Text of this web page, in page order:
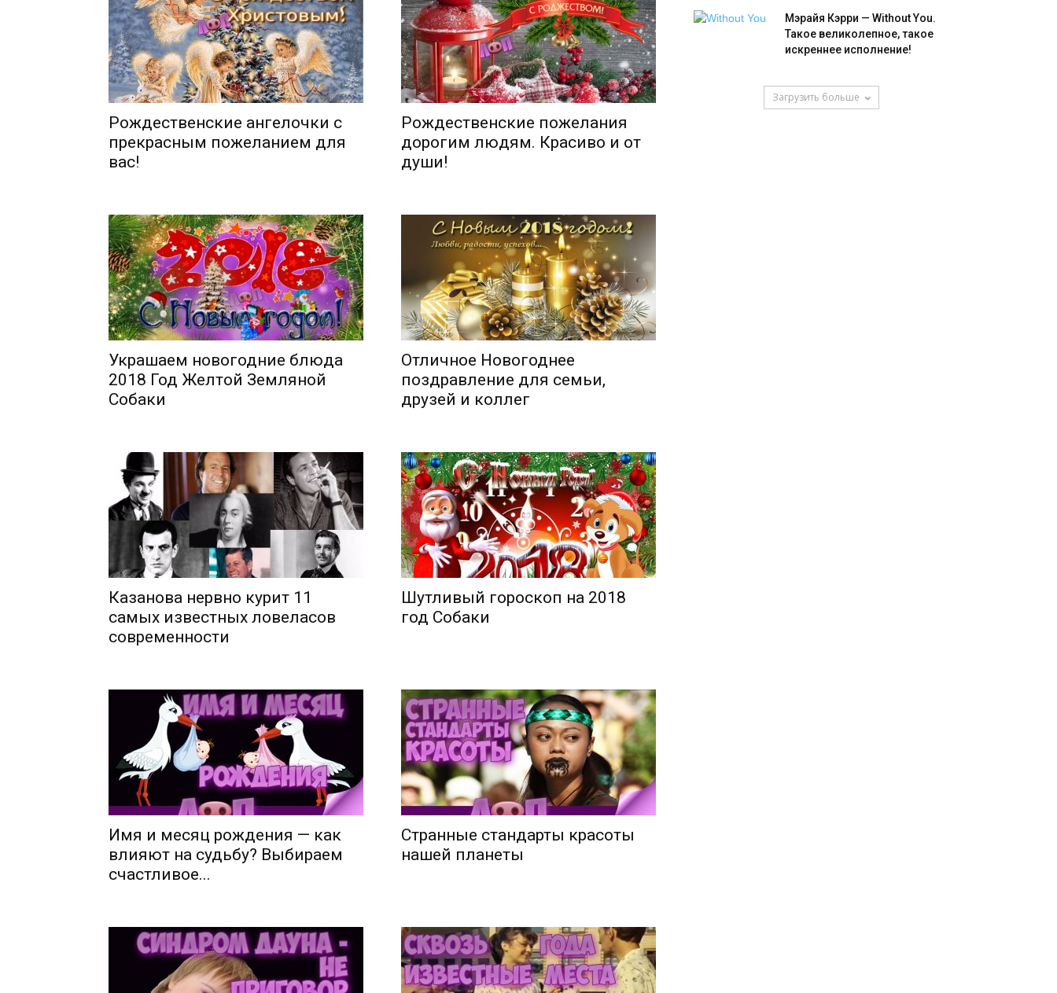
Рождественские ангелочки с
прекрасным пожеланием для
вас!
Рождественские пожелания
дорогим людям. Красиво и от
души!
Украшаем новогодние блюда
2018 Год Желтой Земляной
Собаки
Отличное Новогоднее
поздравление для семьи,
друзей и коллег
Казанова нервно курит 11
самых известных ловеласов
современности
Шутливый гороскоп на 2018
год Собаки
Имя и месяц рождения — как
влияют на судьбу? Выбираем
счастливое...
Странные стандарты красоты
нашей планеты
Мэрайя Кэрри — Without You.
Такое великолепное, такое
искреннее исполнение!
Загрузить больше